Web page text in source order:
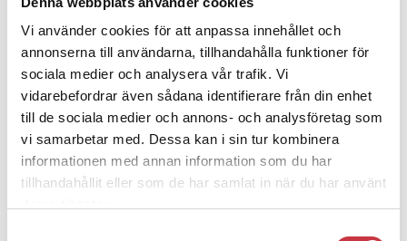
Vi använder cookies för att anpassa innehållet och
annonserna till användarna, tillhandahålla funktioner för
sociala medier och analysera vår trafik. Vi
vidarebefordrar även sådana identifierare från din enhet
till de sociala medier och annons- och analysföretag som
vi samarbetar med. Dessa kan i sin tur kombinera
informationen med annan information som du har
tillhandahållit eller som de har samlat in när du har använt
4 juni 2026
Polisregionen erkänner fel: ”Kommer
att rättas till”
Debatt